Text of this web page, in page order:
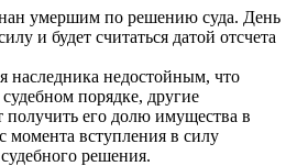
умершим по решению суда. День
и будет считаться датой отсчета
наследника недостойным, что
порядке, другие
получить его долю имущества в
момента вступления в силу
решения.